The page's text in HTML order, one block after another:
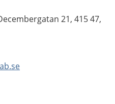
21, 415 47,